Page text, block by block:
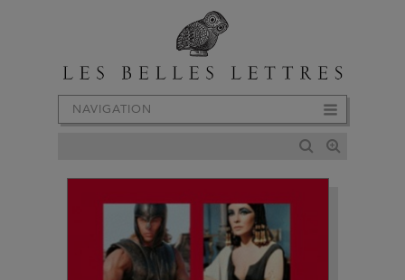
NAVIGATION